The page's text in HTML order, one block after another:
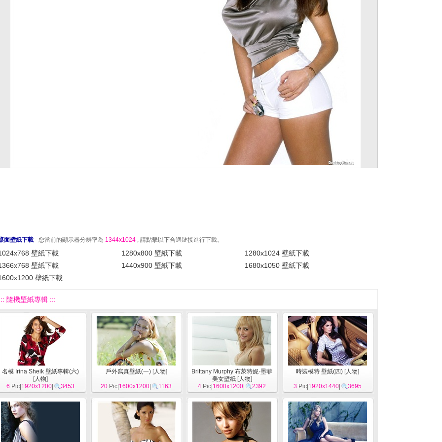
面壁紙下載 - 您當前的顯示器分辨率為 1344x1024 , 請點擊以下合適鏈接進行下載。
壁紙下載 1280x800 壁紙下載
1280x1024 壁紙下載
壁紙下載
1440x900 壁紙下載
1680x1050 壁紙下載
壁紙下載
隨機壁紙專輯 :::
名模 Irina Sheik 壁紙專輯(六)
[人物]
6 Pic| 1920x1200 3453
戶外寫真壁紙(一)[人物]
20 Pic| 1600x1200 1163
Brittany Murphy 布萊特妮·墨菲
美女壁紙[人物]
4 Pic| 1600x1200 2392
時裝模特 壁紙(四) [人物]
3 Pic| 1920x1440 3695